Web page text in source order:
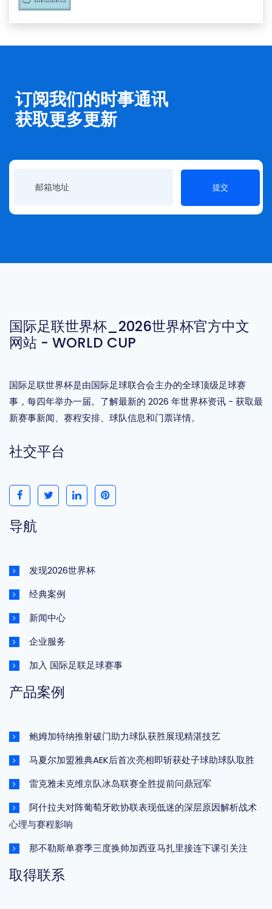
订阅我们的时事通讯
获取更多更新
提交
国际足联世界杯_2026世界杯官方中文
网站 - WORLD CUP
国际足联世界杯是由国际足球联合会主办的全球顶级足球赛
事，每四年举办一届。了解最新的 2026 年世界杯资讯 - 获取最
新赛事新闻、赛程安排、球队信息和门票详情。
社交平台
导航
发现2026世界杯
经典案例
新闻中心
企业服务
加入 国际足联足球赛事
产品案例
鲍姆加特纳推射破门助力球队获胜展现精湛技艺
马夏尔加盟雅典AEK后首次亮相即斩获处子球助球队取胜
雷克雅未克维京队冰岛联赛全胜提前问鼎冠军
阿什拉夫对阵葡萄牙欧协联表现低迷的深层原因解析战术
心理与赛程影响
那不勒斯单赛季三度换帅加西亚马扎里接连下课引关注
取得联系